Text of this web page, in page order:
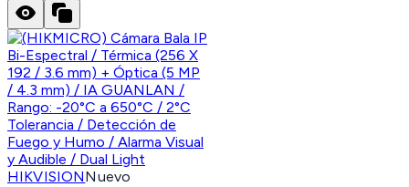
HIKVISIONNuevo